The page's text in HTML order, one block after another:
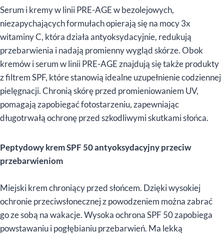
Serum i kremy w linii PRE-AGE w bezolejowych,
niezapychających formułach opierają się na mocy 3x
witaminy C, która działa antyoksydacyjnie, redukują
przebarwienia i nadają promienny wygląd skórze. Obok
kremów i serum w linii PRE-AGE znajdują się także produkty
z filtrem SPF, które stanowią idealne uzupełnienie codziennej
pielęgnacji. Chronią skórę przed promieniowaniem UV,
pomagają zapobiegać fotostarzeniu, zapewniając
długotrwałą ochronę przed szkodliwymi skutkami słońca.
Peptydowy krem SPF 50 antyoksydacyjny przeciw
przebarwieniom
Miejski krem chroniący przed słońcem. Dzięki wysokiej
ochronie przeciwsłonecznej z powodzeniem można zabrać
go ze sobą na wakacje. Wysoka ochrona SPF 50 zapobiega
powstawaniu i pogłębianiu przebarwień. Ma lekką